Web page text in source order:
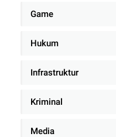
Game
Hukum
Infrastruktur
Kriminal
Media